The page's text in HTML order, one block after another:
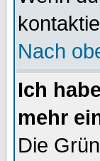
Nach
Ich
mehr
Die